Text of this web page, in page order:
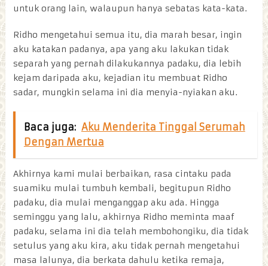
untuk orang lain, walaupun hanya sebatas kata-kata.
Ridho mengetahui semua itu, dia marah besar, ingin
aku katakan padanya, apa yang aku lakukan tidak
separah yang pernah dilakukannya padaku, dia lebih
kejam daripada aku, kejadian itu membuat Ridho
sadar, mungkin selama ini dia menyia-nyiakan aku.
Baca juga: Aku Menderita Tinggal Serumah
Dengan Mertua
Akhirnya kami mulai berbaikan, rasa cintaku pada
suamiku mulai tumbuh kembali, begitupun Ridho
padaku, dia mulai menganggap aku ada. Hingga
seminggu yang lalu, akhirnya Ridho meminta maaf
padaku, selama ini dia telah membohongiku, dia tidak
setulus yang aku kira, aku tidak pernah mengetahui
masa lalunya, dia berkata dahulu ketika remaja,